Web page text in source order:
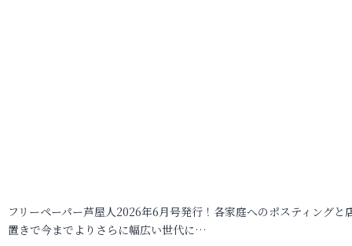
フリーペーパー芦屋人2026年6月号発行！各家庭へのポスティングと
置きで今までよりさらに幅広い世代に…